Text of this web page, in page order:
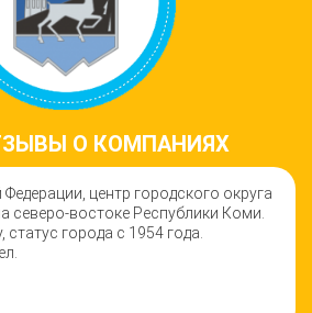
О КОМПАНИЯХ
центр городского округа
северо-востоке Республики Коми.
города с 1954 года.